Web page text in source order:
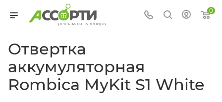
0
Отвертка
аккумуляторная
Rombica MyKit S1 White